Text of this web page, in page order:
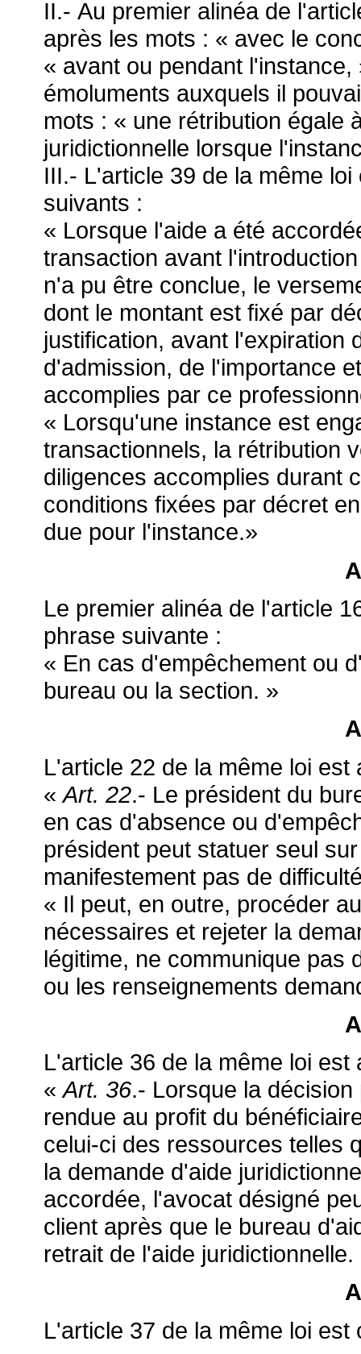
II.- Au premier alinéa de
après les mots : « avec le
« avant ou pendant
émoluments auxquels il
mots : « une rétribution égale
juridictionnelle lorsque
III.- L'article 39 de la même
suivants :
« Lorsque l'aide a été
transaction avant
n'a pu être conclue, le
dont le montant est fixé par
justification, avant l'expiration
d'admission, de l'importance
accomplies par ce
« Lorsqu'une instance est
transactionnels, la rétribution
diligences accomplies durant
conditions fixées par décret
due pour l'instance.»
Le premier alinéa de l'article
phrase suivante :
« En cas d'empêchement ou
bureau ou la section. »
L'article 22 de la même loi est
« Art. 22.- Le président du
en cas d'absence ou
président peut statuer seul
manifestement pas de
« Il peut, en outre, procéder
nécessaires et rejeter la
légitime, ne communique pas
ou les renseignements
L'article 36 de la même loi est
«Art. 36.- Lorsque la
rendue au profit du
celui-ci des ressources telles
la demande d'aide
accordée, l'avocat désigné
client après que le bureau
retrait de l'aide juridictionnelle.
L'article 37 de la même loi